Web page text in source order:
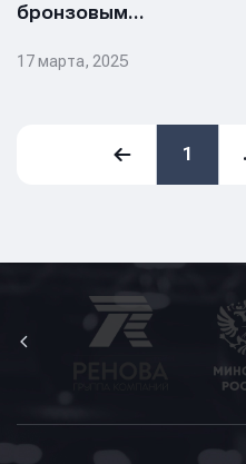
бронзовым…
17 марта, 2025
1